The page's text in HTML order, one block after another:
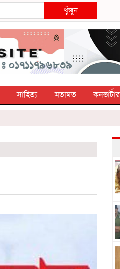
খুঁজুন
সাহিত্য মতামত কনভার্টার